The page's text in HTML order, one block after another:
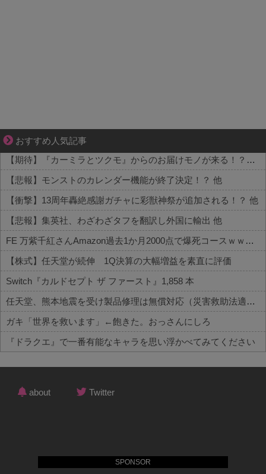
SPONSOR
おすすめ人気記事
【マンガ】ぜんぶ私が中心
【期待】『カーミラとツクモ』からのお届けモノが来る！？内容はこちら 他
【悲報】モンストのカレンダー機能が終了決定！？ 他
【衝撃】13周年轟絶感謝ガチャに彩獣神祭が追加される！？ 他
【悲報】集英社、わざわざタフを翻訳し外国に輸出 他
FE 万紫千紅さんAmazon過去1か月2000点で爆死コースｗｗｗ 他
【株式】任天堂が続伸 1Q決算の大幅増益を素直に評価
Switch『カルドセプト ザ ファースト』1,858 本
任天堂、熊本地震を受け製品修理は無償対応（災害救助法適用地域）
ガキ「世界を救います」←飽きた。おっさんにしろ
『ドラクエ』で一番有能なキャラを思い浮かべてみてください
Powered by livedoor 相互RSS
about Twitter